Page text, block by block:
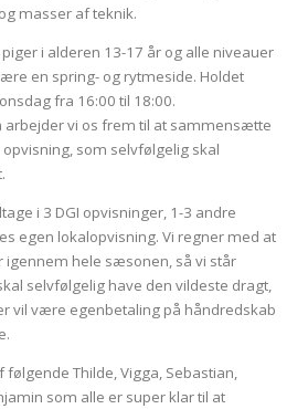
masser af teknik.
i alderen 13-17 år og alle niveauer
en spring- og rytmeside. Holdet
fra 16:00 til 18:00.
vi os frem til at sammensætte
som selvfølgelig skal
i 3 DGI opvisninger, 1-3 andre
egen lokalopvisning. Vi regner med at
hele sæsonen, så vi står
selvfølgelig have den vildeste dragt,
vil være egenbetaling på håndredskab
Thilde, Vigga, Sebastian,
som alle er super klar til at